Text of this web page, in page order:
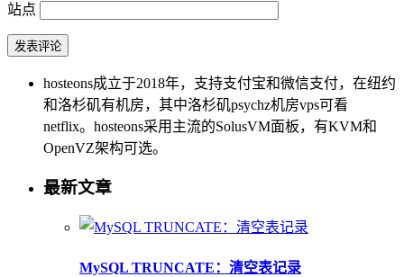
站点
hosteons成立于2018年，支持支付宝和微信支付，在纽约
和洛杉矶有机房，其中洛杉矶psychz机房vps可看
netflix。hosteons采用主流的SolusVM面板，有KVM和
OpenVZ架构可选。
最新文章
MySQL TRUNCATE：清空表记录